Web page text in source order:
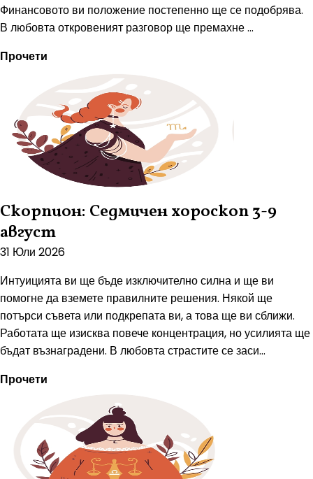
Финансовото ви положение постепенно ще се подобрява.
В любовта откровеният разговор ще премахне ...
Прочети
Скорпион: Седмичен хороскоп 3-9
август
31 Юли 2026
Интуицията ви ще бъде изключително силна и ще ви
помогне да вземете правилните решения. Някой ще
потърси съвета или подкрепата ви, а това ще ви сближи.
Работата ще изисква повече концентрация, но усилията ще
бъдат възнаградени. В любовта страстите се заси...
Прочети